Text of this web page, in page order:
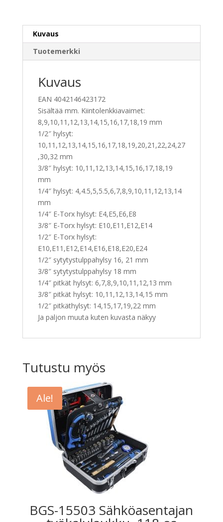
Kuvaus
Tuotemerkki
Kuvaus
EAN 4042146423172
Sisältää mm. Kiintolenkkiavaimet:
8,9,10,11,12,13,14,15,16,17,18,19 mm
1/2″ hylsyt:
10,11,12,13,14,15,16,17,18,19,20,21,22,24,27
,30,32 mm
3/8″ hylsyt: 10,11,12,13,14,15,16,17,18,19
mm
1/4″ hylsyt: 4,4.5,5,5.5,6,7,8,9,10,11,12,13,14
mm
1/4″ E-Torx hylsyt: E4,E5,E6,E8
3/8″ E-Torx hylsyt: E10,E11,E12,E14
1/2″ E-Torx hylsyt:
E10,E11,E12,E14,E16,E18,E20,E24
1/2″ sytytystulppahylsy 16, 21 mm
3/8″ sytytystulppahylsy 18 mm
1/4″ pitkät hylsyt: 6,7,8,9,10,11,12,13 mm
3/8″ pitkät hylsyt: 10,11,12,13,14,15 mm
1/2″ pitkäthylsyt: 14,15,17,19,22 mm
Ja paljon muuta kuten kuvasta näkyy
Tutustu myös
Ale!
BGS-15503 Sähköasentajan